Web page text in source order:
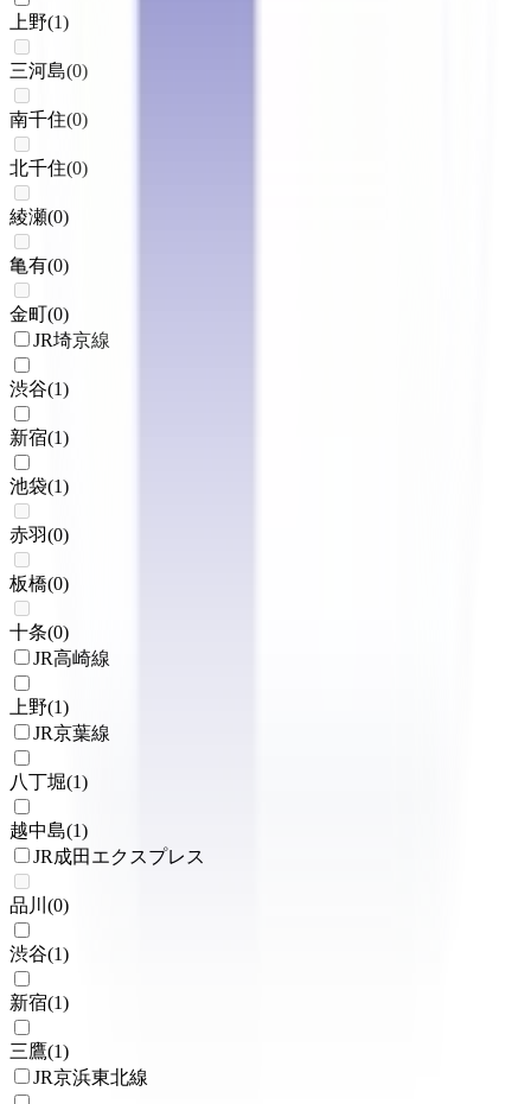
上野(1)
三河島(0)
南千住(0)
北千住(0)
綾瀬(0)
亀有(0)
金町(0)
JR埼京線
渋谷(1)
新宿(1)
池袋(1)
赤羽(0)
板橋(0)
十条(0)
JR高崎線
上野(1)
JR京葉線
八丁堀(1)
越中島(1)
JR成田エクスプレス
品川 (0)
渋谷(1)
新宿(1)
三鷹(1)
JR京浜東北線